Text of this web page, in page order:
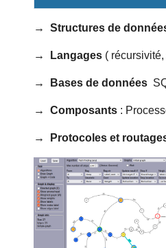
→ Structures de
→ Langages (
→ Bases de données
→ Composants :
→ Protocoles et